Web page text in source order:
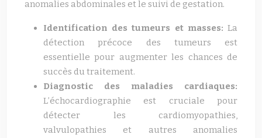
anomalies abdominales et le suivi de gestation.
Identification des tumeurs et masses: La
détection précoce des tumeurs est
essentielle pour augmenter les chances de
succès du traitement.
Diagnostic des maladies cardiaques:
L’échocardiographie est cruciale pour
détecter les cardiomyopathies,
valvulopathies et autres anomalies